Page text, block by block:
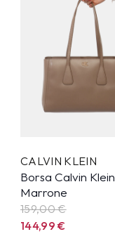
CALVIN KLEIN
Borsa Calvin Klein
Marrone
159,00 €
144,99€